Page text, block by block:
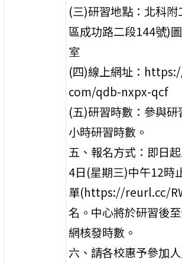
(三)研習地點：北科
區成功路二段144號)
室
(四)線上網址：
com/qdb-nxpx-qcf
(五)研習時數：參與
小時研習時數。
五、報名方式：即日
4日(星期三)中午12時
單(https://reurl.cc/
名。中心將於研習後
網核發時數。
六、請各校惠予參加